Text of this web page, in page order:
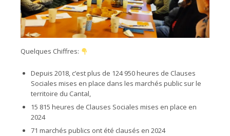
Quelques Chiffres:
Depuis 2018, c’est plus de 124 950 heures de Clauses
Sociales mises en place dans les marchés public sur le
territoire du Cantal,
15 815 heures de Clauses Sociales mises en place en
2024
71 marchés publics ont été clausés en 2024